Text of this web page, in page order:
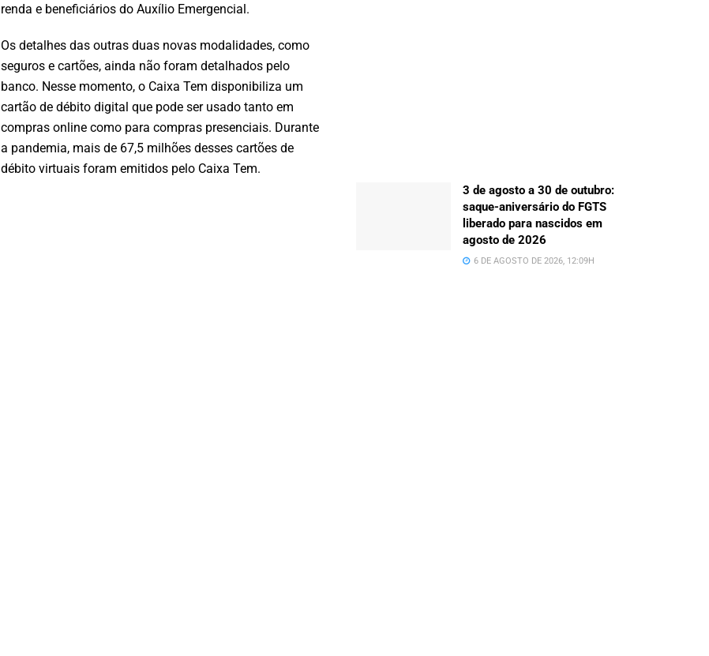
renda e beneficiários do Auxílio Emergencial.
Os detalhes das outras duas novas modalidades, como
seguros e cartões, ainda não foram detalhados pelo
banco. Nesse momento, o Caixa Tem disponibiliza um
cartão de débito digital que pode ser usado tanto em
compras online como para compras presenciais. Durante
a pandemia, mais de 67,5 milhões desses cartões de
débito virtuais foram emitidos pelo Caixa Tem.
3 de agosto a 30 de outubro:
saque-aniversário do FGTS
liberado para nascidos em
agosto de 2026
6 DE AGOSTO DE 2026, 12:09H